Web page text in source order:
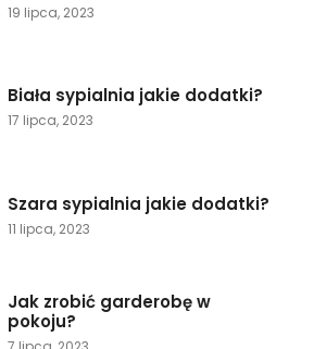
19 lipca, 2023
Biała sypialnia jakie dodatki?
17 lipca, 2023
Szara sypialnia jakie dodatki?
11 lipca, 2023
Jak zrobić garderobę w
pokoju?